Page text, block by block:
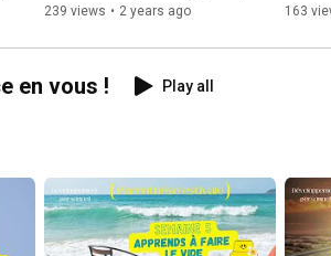
:-D
239 views • 2 years ago
même
163
en vous !
Play all